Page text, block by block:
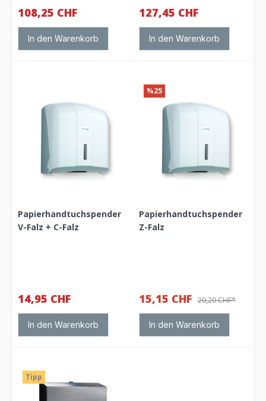
108,25 CHF
In den Warenkorb
127,45 CHF
In den Warenkorb
Papierhandtuchspender
V-Falz + C-Falz
14,95 CHF
In den Warenkorb
%25
Papierhandtuchspender
Z-Falz
15,15 CHF 20,20 CHF*
In den Warenkorb
Tipp